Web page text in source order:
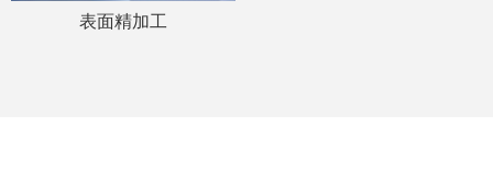
表面精加工